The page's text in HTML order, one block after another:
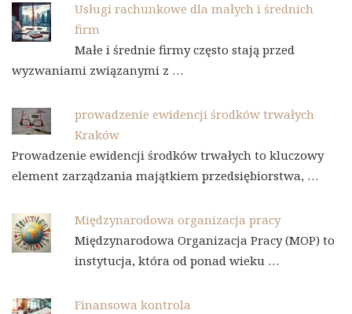
Usługi rachunkowe dla małych i średnich
firm
Małe i średnie firmy często stają przed
wyzwaniami związanymi z …
prowadzenie ewidencji środków trwałych
Kraków
Prowadzenie ewidencji środków trwałych to kluczowy
element zarządzania majątkiem przedsiębiorstwa, …
Międzynarodowa organizacja pracy
Międzynarodowa Organizacja Pracy (MOP) to
instytucja, która od ponad wieku …
Finansowa kontrola